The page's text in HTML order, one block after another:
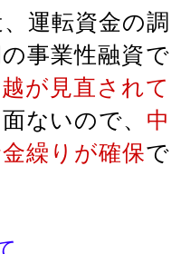
運転資金の調
事業性融資で
が見直されて
ないので、 中
繰りが確保で